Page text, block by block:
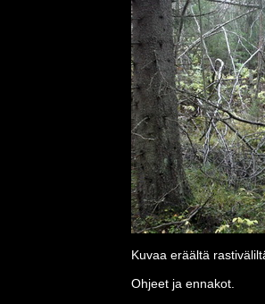
Kuvaa eräältä
Ohjeet ja ennakot.